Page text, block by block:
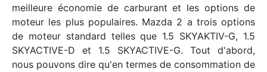
meilleure économie de carburant et les options de
moteur les plus populaires. Mazda 2 a trois options
de moteur standard telles que 1.5 SKYAKTIV-G, 1.5
SKYACTIVE-D et 1.5 SKYACTIVE-G. Tout d'abord,
nous pouvons dire qu'en termes de consommation de